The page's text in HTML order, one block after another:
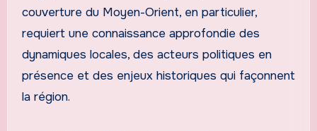
couverture du Moyen-Orient, en particulier,
requiert une connaissance approfondie des
dynamiques locales, des acteurs politiques en
présence et des enjeux historiques qui façonnent
la région.